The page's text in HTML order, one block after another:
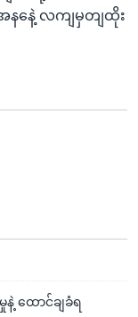
နနေဲ့ လကျမှတျထိုး
ထောင်ချခံရ